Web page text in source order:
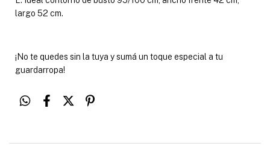
largo 52 cm.
¡No te quedes sin la tuya y sumá un toque especial a tu
guardarropa!